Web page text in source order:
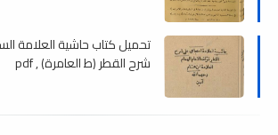
تحميل كتاب حاشية العلامة
شرح القطر (ط العامرة) , pdf